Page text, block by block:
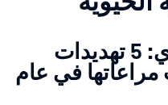
مدونة الرئيس التنفيذي: 5 تهديدات
مراعاتها في عام